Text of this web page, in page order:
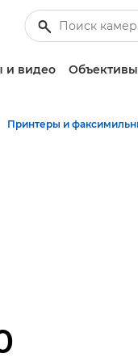
и видео Объективы